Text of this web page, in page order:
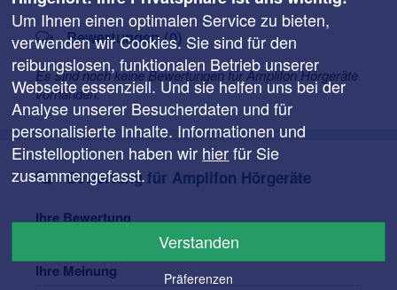
Bewertungen (0)
Es sind noch keine Bewertungen für Amplifon Hörgeräte
vorhanden.
Bewertung für Amplifon Hörgeräte
Ihre Bewertung
Ihre Meinung
Um Ihnen einen optimalen Service zu bieten,
verwenden wir Cookies. Sie sind für den
reibungslosen, funktionalen Betrieb unserer
Webseite essenziell. Und sie helfen uns bei der
Analyse unserer Besucherdaten und für
personalisierte Inhalte. Informationen und
Einstelloptionen haben wir hierfür Sie
zusammengefasst.
Verstanden
Präferenzen